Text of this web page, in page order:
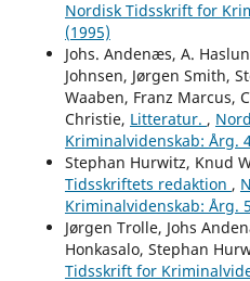
Nordisk Tidsskrift for
(1995)
Johs. Andenæs, A.
Johnsen, Jørgen Smith,
Waaben, Franz Marcus,
Christie, Litteratur. ,
Kriminalvidenskab: Årg.
Stephan Hurwitz, Knud
Tidsskriftets redaktion ,
Kriminalvidenskab: Årg.
Jørgen Trolle, Johs
Honkasalo, Stephan
Tidsskrift for